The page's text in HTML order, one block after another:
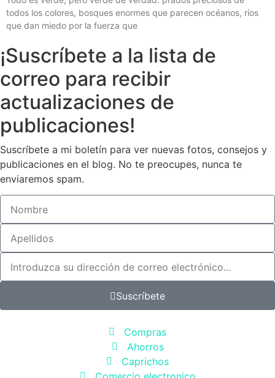
todos los colores, bosques enormes que parecen océanos, ríos
que dan miedo por la fuerza que
¡Suscríbete a la lista de
correo para recibir
actualizaciones de
publicaciones!
Suscríbete a mi boletín para ver nuevas fotos, consejos y
publicaciones en el blog. No te preocupes, nunca te
enviaremos spam.
Suscríbete
Compras
Ahorros
Caprichos